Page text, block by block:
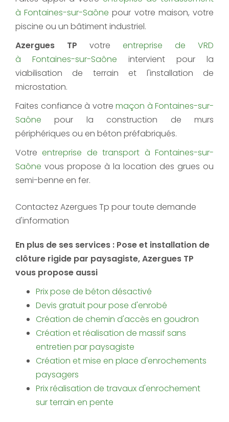
à Fontaines-sur-Saône pour votre maison, votre
piscine ou un bâtiment industriel.
Azergues TP votre entreprise de VRD
à Fontaines-sur-Saône intervient pour la
viabilisation de terrain et l'installation de
microstation.
Faites confiance à votre maçon à Fontaines-sur-
Saône pour la construction de murs
périphériques ou en béton préfabriqués.
Votreentreprise de transport à Fontaines-sur-
Saône vous propose à la location des grues ou
semi-benne en fer.
Contactez Azergues Tp pour toute demande
d'information
En plus de ses services : Pose et installation de
clôture rigide par paysagiste, Azergues TP
vous propose aussi
Prix pose de béton désactivé
Devis gratuit pour pose d'enrobé
Création de chemin d'accès en goudron
Création et réalisation de massif sans
entretien par paysagiste
Création et mise en place d'enrochements
paysagers
Prix réalisation de travaux d'enrochement
sur terrain en pente